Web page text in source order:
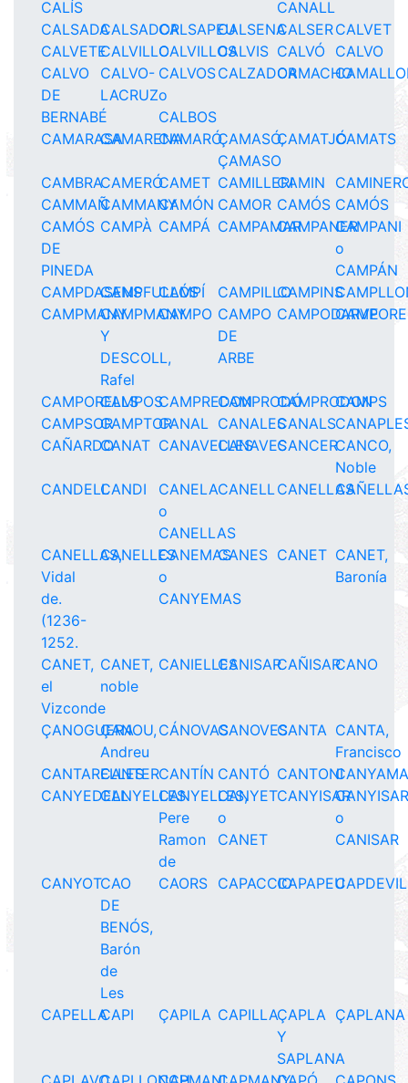
CALÍS
CANALL
CALSADACALSADORCALSAPEUCALSENACALSERCALVET
CALVETECALVILLOCALVILLOSCALVIS CALVÓ
CALVO
CALVO
DE
BERNABÉ
CALVO-
LACRUZ
CALVOS
o
CALBOS
CALZADORCAMACHO
CAMARASACAMARENACAMARÓÇAMASÓ,
ÇAMASO
CAMATJÓCAMATS
CAMBRACAMERÓCAMET CAMILLERICAMIN
CAMMAÑCAMMANYCAMÓN CAMOR CAMÓS CAMÓS
CAMÓS
DE
PINEDA
CAMPÀ CAMPÁ CAMPAMARCAMPANERCAMPANI
o
CAMPÁN
CAMPDASENSCAMPFULLÓS
CAMPÍ CAMPILLOCAMPINS
CAMPMANYCAMPMANY
Y
DESCOLL,
Rafel
CAMPO CAMPO
DE
ARBE
CAMPODARVE
CAMPORELLS
CAMPOSCAMPREDONCAMPRODÓCAMPRODON
CAMPS
CAMPSORCAMPTORCANAL CANALESCANALS
CAÑARDOCANAT CANAVELLESCANAVESCANCERCANCO,
Noble
CANDELLCANDI
CANELA
o
CANELLAS
CANELLCANELLAS
CANELLAS,
Vidal
de.
(1236-
1252.
CANELLESCANEMAS
o
CANYEMAS
CANES CANET CANET,
Baronía
CANET,
el
Vizconde
CANET,
noble
CANIELLESCANISARCAÑISARCANO
ÇANOGUERA
ÇANOU,
Andreu
CÁNOVASCANOVESCANTA CANTA,
Francisco
CANTARELLES
CANTERCANTÍN CANTÓ CANTONI
CANYEDELLCANYELLESCANYELLES,
Pere
Ramon
de
CANYET
o
CANET
CANYISAR
o
CANISAR
CANYOTCAO
DE
BENÓS,
Barón
de
Les
CAORS CAPACCIOCAPAPEU
CAPELLACAPI ÇAPILA CAPILLAÇAPLA
Y
SAPLANA
ÇAPLANA